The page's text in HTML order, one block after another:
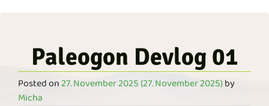
Paleogon Devlog 01
Posted on27. November 2025 (27. November 2025)by
Micha